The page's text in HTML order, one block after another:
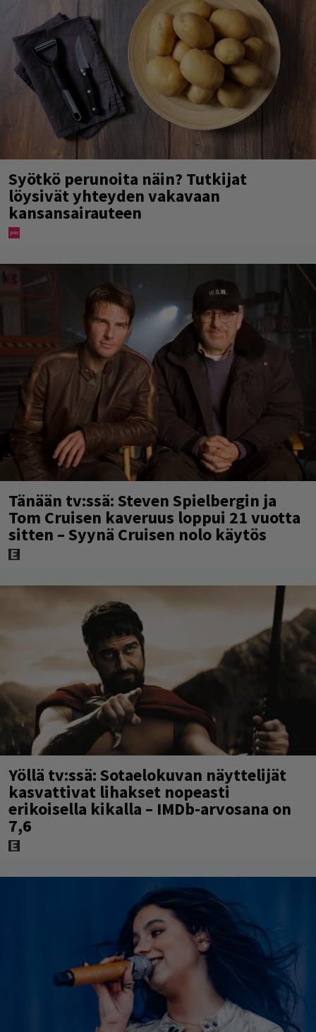
Syötkö perunoita näin? Tutkijat
löysivät yhteyden vakavaan
kansansairauteen
Tänään tv:ssä: Steven Spielbergin ja
Tom Cruisen kaveruus loppui 21 vuotta
sitten – Syynä Cruisen nolo käytös
Yöllä tv:ssä: Sotaelokuvan näyttelijät
kasvattivat lihakset nopeasti
erikoisella kikalla – IMDb-arvosana on
7,6